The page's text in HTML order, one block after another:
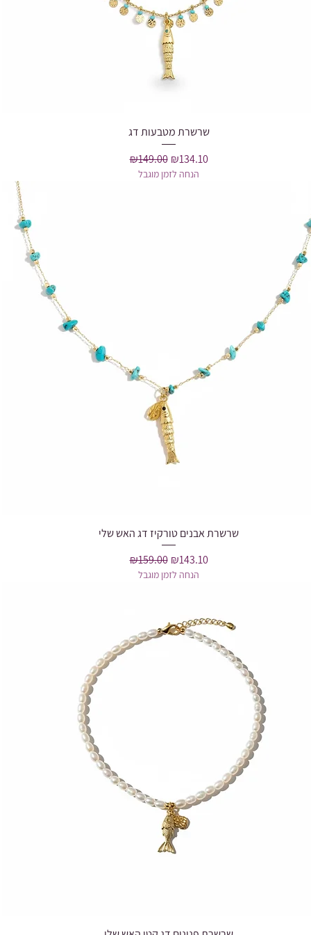
Quick View
שרשרת מטבעות דג
Regular Price
₪149.00 Sale Price
₪134.10
הנחה לזמן מוגבל
Quick View
שרשרת אבנים טורקיז דג האש שלי
Regular Price
₪159.00 Sale Price
₪143.10
הנחה לזמן מוגבל